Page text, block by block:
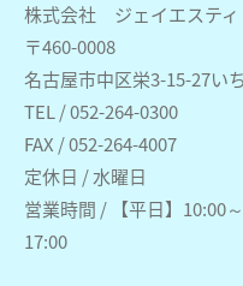
株式会社 ジェイエスティ
〒460-0008
名古屋市中区栄3-15-27い
TEL / 052-264-0300
FAX / 052-264-4007
定休日 / 水曜日
営業時間 / 【平日】10:00
17:00